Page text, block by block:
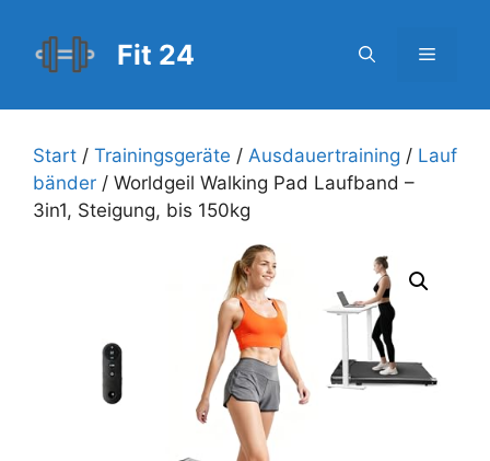
Inhalt
springen
Fit 24 Menü
Start / Trainingsgeräte / Ausdauertraining / Lauf
bänder / Worldgeil Walking Pad Laufband –
3in1, Steigung, bis 150kg